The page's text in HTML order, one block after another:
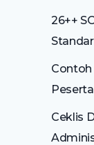
26++
Contoh
Ceklis